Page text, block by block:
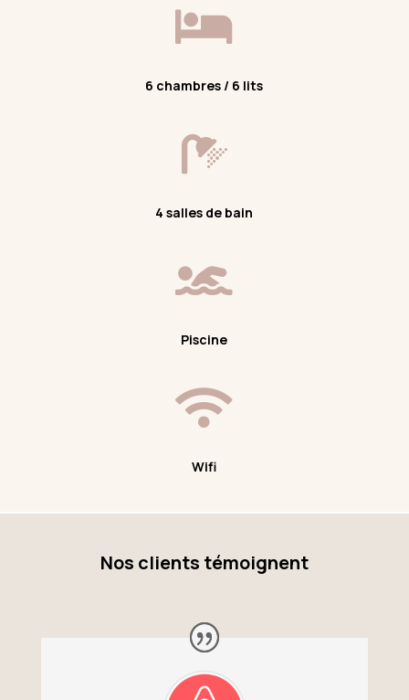

6 chambres / 6 lits

4 salles de bain

Piscine

Wifi
Nos clients témoignent